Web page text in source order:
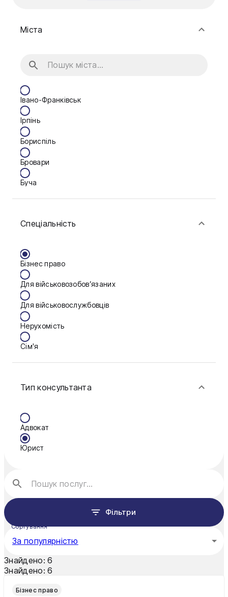
Міста
Івано-Франківськ
Ірпінь
Бориспіль
Бровари
Буча
Васильків
Дніпро
Запоріжжя
Калуш
Кам'янське
Ковель
Краматорськ
Кривий Ріг
Кропивницький
Одеса
Олександрія
Спеціальність
Бізнес право
Для військовозобов’язаних
Для військовослужбовців
Нерухомість
Сім'я
Тип консультанта
Адвокат
Юрист
Фільтри
Сортування
За популярністю
Знайдено: 6
Знайдено: 6
Бізнес право